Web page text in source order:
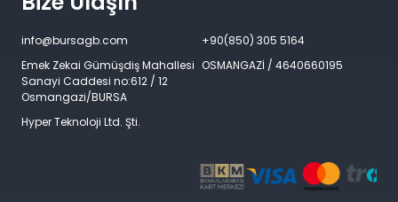
info@bursagb.com
+90(850) 305 5164
Emek Zekai Gümüşdiş Mahallesi
Sanayi Caddesi no:612 / 12
Osmangazi/BURSA
OSMANGAZİ / 4640660195
Hyper Teknoloji Ltd. Şti.